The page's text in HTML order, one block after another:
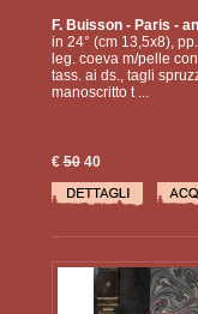
F. Buisson- Paris -
in 24° (cm 13,5x8),
leg. coeva m/pelle
tass. ai ds., tagli
manoscritto t ...
€5040